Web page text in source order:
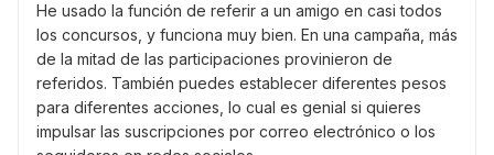
He usado la función de referir a un amigo en casi todos
los concursos, y funciona muy bien. En una campaña, más
de la mitad de las participaciones provinieron de
referidos. También puedes establecer diferentes pesos
para diferentes acciones, lo cual es genial si quieres
impulsar las suscripciones por correo electrónico o los